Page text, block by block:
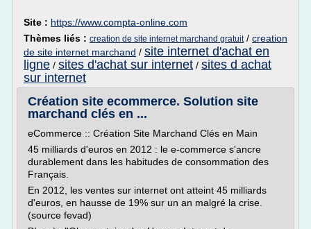
Site : https://www.compta-online.com
Thèmes liés : creation de site internet marchand gratuit/ creation
de site internet marchand / site internet d'achat en
ligne / sites d'achat sur internet / sites d achat
sur internet
Création site ecommerce. Solution site
marchand clés en ...
eCommerce :: Création Site Marchand Clés en Main
45 milliards d'euros en 2012 : le e-commerce s'ancre
durablement dans les habitudes de consommation des
Français.
En 2012, les ventes sur internet ont atteint 45 milliards
d'euros, en hausse de 19% sur un an malgré la crise.
(source fevad)